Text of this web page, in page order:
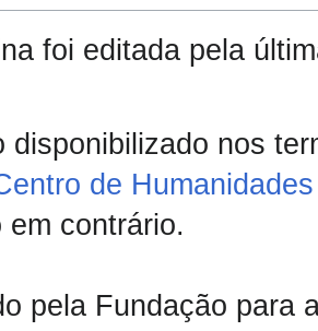
foi editada pela
disponibilizado nos
de
em contrário.
pela Fundação para